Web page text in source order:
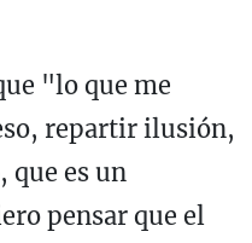
"lo que me
repartir ilusión,
que es un
pensar que el